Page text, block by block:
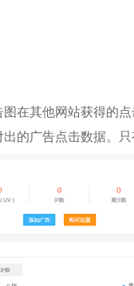
在其他网站获得的
的广告点击数据。